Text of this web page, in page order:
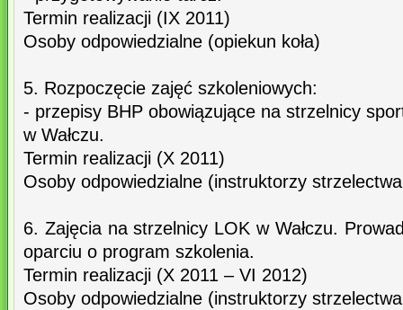
Termin realizacji (IX 2011)
Osoby odpowiedzialne (opiekun koła)
5. Rozpoczęcie zajęć szkoleniowych:
- przepisy BHP obowiązujące na strzelnicy
w Wałczu.
Termin realizacji (X 2011)
Osoby odpowiedzialne (instruktorzy
6. Zajęcia na strzelnicy LOK w Wałczu.
oparciu o program szkolenia.
Termin realizacji (X 2011 – VI 2012)
Osoby odpowiedzialne (instruktorzy